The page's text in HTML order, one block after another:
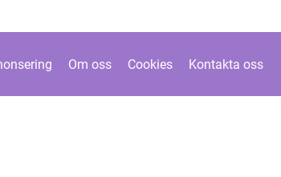
Om oss Cookies Kontakta oss